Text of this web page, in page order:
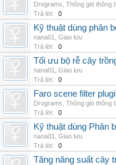
Drograms Thông gió thông
Trả lời:
0
Kỹ thuật dùng phân
nana01
Giao lưu
Trả lời:
0
Tối ưu bộ rễ cây
nana01
Giao lưu
Trả lời:
0
Faro scene filter
Drograms Thông gió thông
Trả lời:
0
Kỹ thuật dùng Phân
nana01
Giao lưu
Trả lời:
0
Tăng năng suất cây